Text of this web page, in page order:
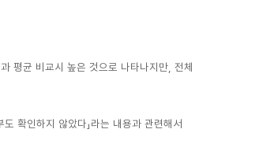
평균 비교시 높은 것으로 나타나지만, 전체
확인하지 않았다」라는 내용과 관련해서